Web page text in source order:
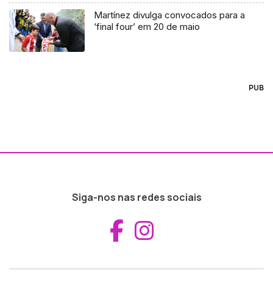
Martínez divulga convocados para a
‘final four’ em 20 de maio
PUB
Siga-nos nas redes sociais
Aceder ao